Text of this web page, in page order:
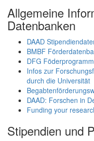
Allgemeine
Datenbanken
DAAD
BMBF
DFG
Infos zur
durch die Universität
DAAD: Forschen in
Funding your
Stipendien und